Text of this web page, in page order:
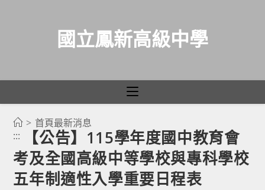
國立鳳新高級中學
> 首頁最新消息
:::
【公告】115學年度國中教育會
考及全國高級中等學校與專科學校
五年制適性入學重要日程表